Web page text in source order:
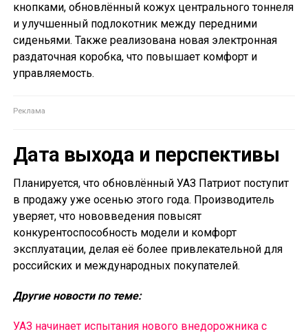
кнопками, обновлённый кожух центрального тоннеля
и улучшенный подлокотник между передними
сиденьями. Также реализована новая электронная
раздаточная коробка, что повышает комфорт и
управляемость.
Дата выхода и перспективы
Планируется, что обновлённый УАЗ Патриот поступит
в продажу уже осенью этого года. Производитель
уверяет, что нововведения повысят
конкурентоспособность модели и комфорт
эксплуатации, делая её более привлекательной для
российских и международных покупателей.
Другие новости по теме:
УАЗ начинает испытания нового внедорожника с